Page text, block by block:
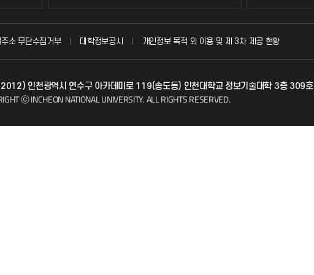
묻고 답하기
자주 묻는 질문(FAQ)
국방헬프콜
산학협력단
주소 무단수집거부 대학정보공시 개인정보 목적 외 이용 및 제 3차 제공 현황
인천광역시 연수구 아카데미로 119(송도동) 인천대학교 정보기술대학 3층 309호
ⓒ INCHEON NATIONAL UNIVERSITY.ALL RIGHTS RESERVED.